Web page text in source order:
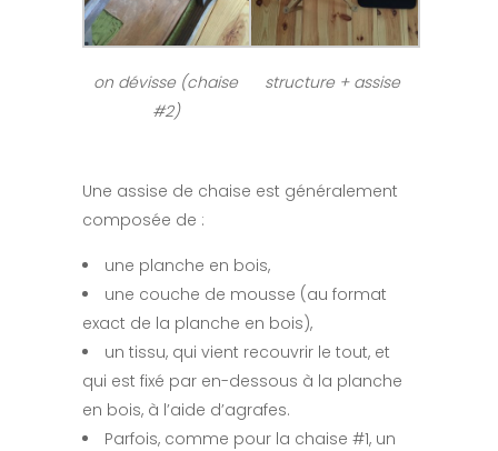
on dévisse (chaise
#2)
structure + assise
Une assise de chaise est généralement
composée de :
une planche en bois,
une couche de mousse (au format
exact de la planche en bois),
un tissu, qui vient recouvrir le tout, et
qui est fixé par en-dessous à la planche
en bois, à l’aide d’agrafes.
Parfois, comme pour la chaise #1, un